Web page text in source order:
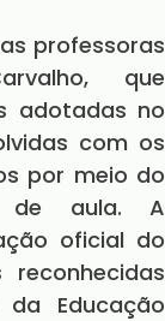
professoras
que
adotadas no
com os
por meio do
de aula. A
oficial do
reconhecidas
Educação